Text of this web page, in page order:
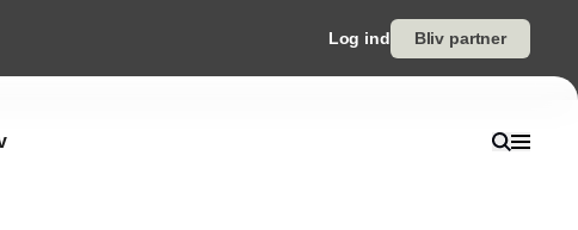
Log ind Bliv partner